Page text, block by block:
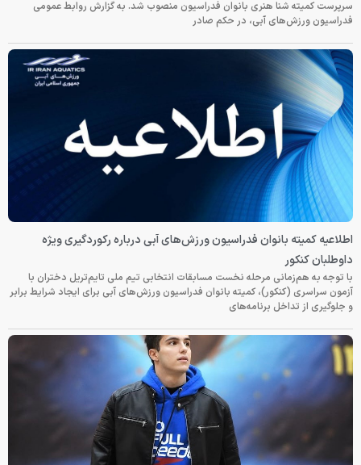
سرپرست کمیته شنا هنری بانوان فدراسیون منصوب شد. به گزارش روابط عمومی
فدراسیون ورزش‌های آبی، در حکم صادر
اطلاعیه کمیته بانوان فدراسیون ورزش‌های آبی درباره رکوردگیری ویژه
داوطلبان کنکور
با توجه به هم‌زمانی مرحله نخست مسابقات انتخابی تیم ملی تایم‌تریل دختران با
آزمون سراسری (کنکور)، کمیته بانوان فدراسیون ورزش‌های آبی برای ایجاد شرایط برابر
و جلوگیری از تداخل برنامه‌های